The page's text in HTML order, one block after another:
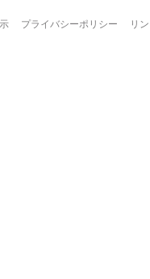
プライバシーポリシー リ